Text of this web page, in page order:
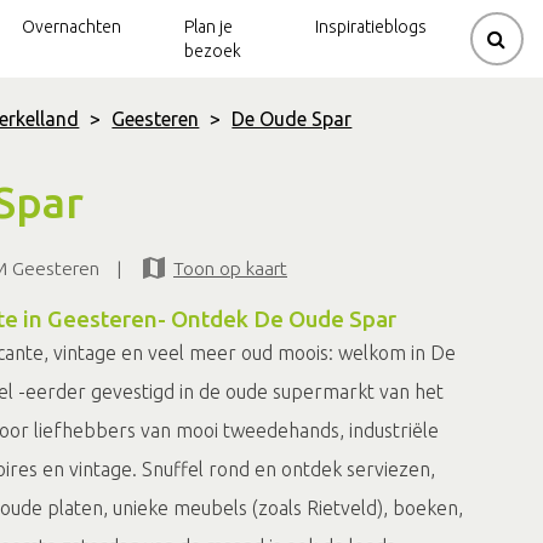
molens
Beltrum
Neede
Spirituele
routes
Natuurtrails
Klootschietroutes
Overnachten
Plan je
bezoek
Inspiratieblogs
> Geesteren > De Oude Spar
Geesteren | Toon op kaart
in Geesteren- Ontdek De Oude Spar
vintage en veel meer oud moois: welkom in De
-eerder gevestigd in de oude supermarkt van het
liefhebbers van mooi tweedehands, industriële
en vintage. Snuffel rond en ontdek serviezen,
platen, unieke meubels (zoals Rietveld), boeken,